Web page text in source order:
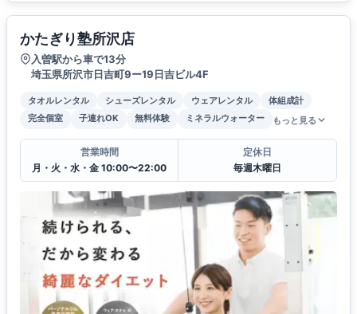
かたぎり塾所沢店
入曽駅から車で13分
埼玉県所沢市日吉町9ー19日吉ビル4F
タオルレンタル シューズレンタル ウェアレンタル
体組成計
完全個室
子連れOK 無料体験 ミネラルウォーター もっと見る
営業時間
月・火・水・金 10:00〜22:00
定休日
毎週木曜日